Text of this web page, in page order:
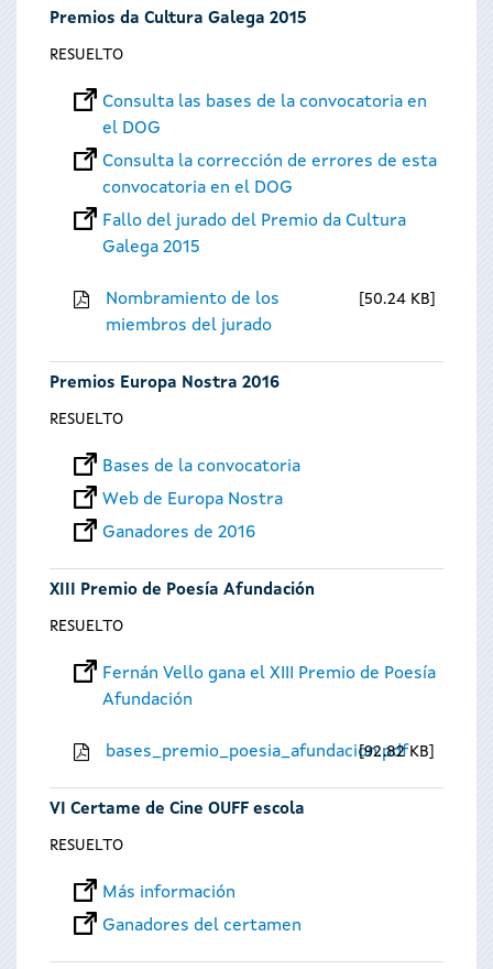
Premios da Cultura Galega 2015
RESUELTO
Consulta las bases de la convocatoria en
el DOG
Consulta la corrección de errores de esta
convocatoria en el DOG
Fallo del jurado del Premio da Cultura
Galega 2015
Nombramiento de los
miembros del jurado
50.24 KB
Premios Europa Nostra 2016
RESUELTO
Bases de la convocatoria
Web de Europa Nostra
Ganadores de 2016
XIII Premio de Poesía Afundación
RESUELTO
Fernán Vello gana el XIII Premio de Poesía
Afundación
bases_premio_poesia_afundacion.pdf
92.82 KB
VI Certame de Cine OUFF escola
RESUELTO
Más información
Ganadores del certamen